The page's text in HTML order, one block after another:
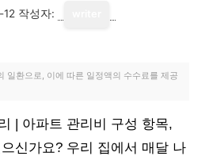
작성자:
일환으로, 이에 따른 일정액의 수수료를 제공
| 아파트 관리비 구성 항목,
신가요? 우리 집에서 매달 나